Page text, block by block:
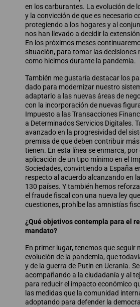
en los carburantes. La evolución de
y la convicción de que es necesario
protegiendo a los hogares y al
nos han llevado a decidir la
En los próximos meses
situación, para tomar las decisiones
como hicimos durante la pandemia.
También me gustaría destacar los
dado para modernizar nuestro
adaptarlo a las nuevas áreas de
con la incorporación de nuevas
Impuesto a las Transacciones
a Determinados Servicios Digitales.
avanzado en la progresividad del
premisa de que deben contribuir
tienen. En esta línea se enmarca, por
aplicación de un tipo mínimo en el
Sociedades, convirtiendo a España
respecto al acuerdo alcanzando en
130 países. Y también hemos
el fraude fiscal con una nueva ley
cuestiones, prohíbe las amnistías
¿Qué objetivos contempla para el
mandato?
En primer lugar, tenemos que seguir
evolución de la pandemia, que
y de la guerra de Putin en Ucrania.
acompañando a la ciudadanía y al
para reducir el impacto económico
las medidas que la comunidad
adoptando para defender la